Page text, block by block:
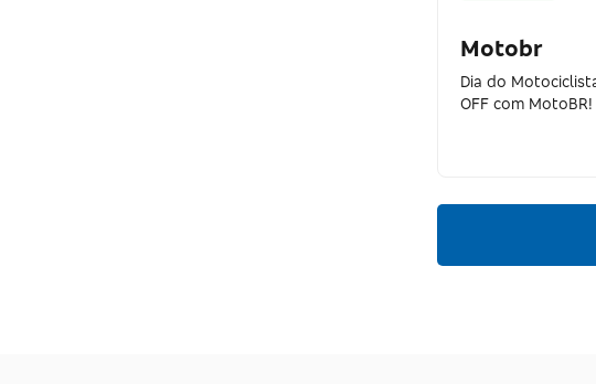
Motobr
Dia do
OFF com MotoBR!